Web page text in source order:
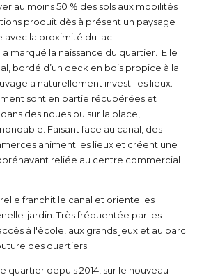
au moins 50 % des sols aux mobilités
produit dès à présent un paysage
la proximité du lac.
a marqué la naissance du quartier. Elle
bordé d’un deck en bois propice à la
a naturellement investi les lieux.
sont en partie récupérées et
des noues ou sur la place,
Faisant face au canal, des
animent les lieux et créent une
reliée au centre commercial
franchit le canal et oriente les
jardin. Très fréquentée par les
à l'école, aux grands jeux et au parc
des quartiers.
quartier depuis 2014, sur le nouveau